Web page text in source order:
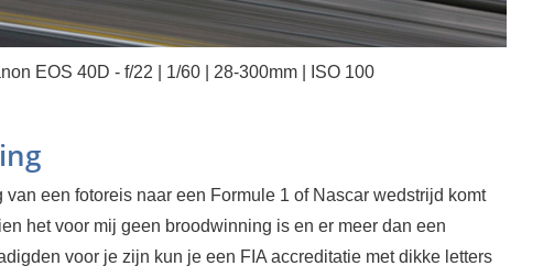
EOS 40D - f/22 | 1/60 | 28-300mm | ISO 100
van een fotoreis naar een Formule 1 of Nascar wedstrijd komt
het voor mij geen broodwinning is en er meer dan een
voor je zijn kun je een FIA accreditatie met dikke letters